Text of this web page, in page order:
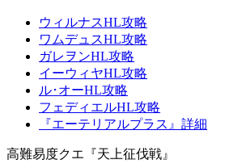
ウィルナスHL攻略
ワムデュスHL攻略
ガレヲンHL攻略
イーウィヤHL攻略
ル･オーHL攻略
フェディエルHL攻略
『エーテリアルプラス』詳細
高難易度クエ『天上征伐戦』